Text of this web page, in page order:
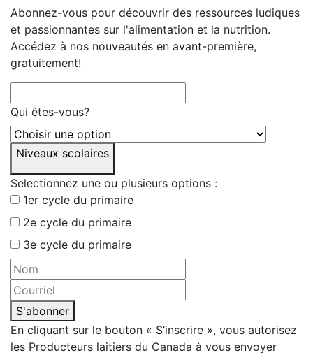
Abonnez-vous pour découvrir des ressources ludiques
et passionnantes sur l'alimentation et la nutrition.
Accédez à nos nouveautés en avant-première,
gratuitement!
Qui êtes-vous?
Niveaux scolaires
Selectionnez une ou plusieurs options :
1er cycle du primaire
2e cycle du primaire
3e cycle du primaire
S'abonner
En cliquant sur le bouton « S’inscrire », vous autorisez
les Producteurs laitiers du Canada à vous envoyer